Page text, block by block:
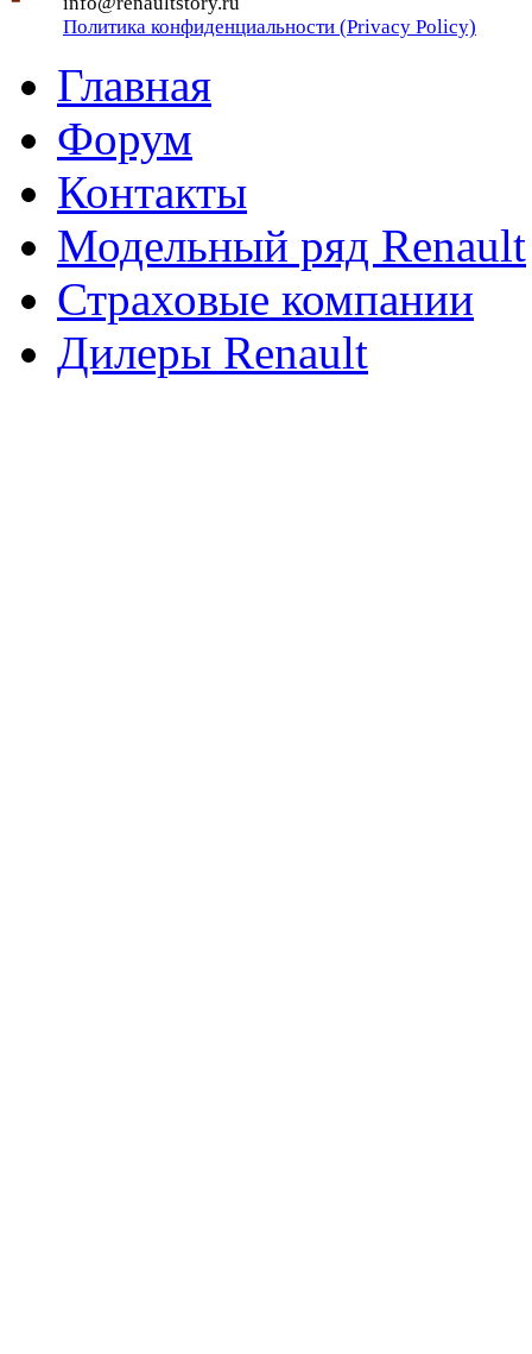
Политика конфиденциальности (Privacy Policy)
Главная
Форум
Контакты
Модельный ряд Renault
Страховые компании
Дилеры Renault